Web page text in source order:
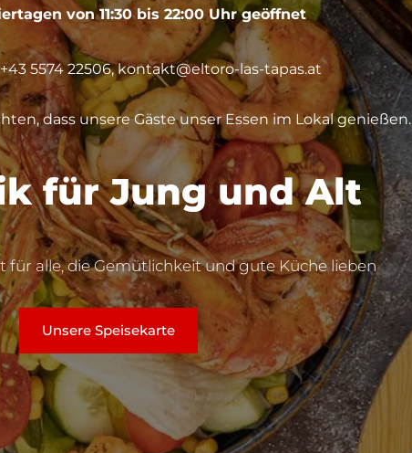
von 11:30 bis 22:00 Uhr geöffnet
+43 5574 22506,kontakt@eltoro-las-tapas.at
dass unsere Gäste unser Essen im Lokal genießen.
für Jung und Alt
für alle, die Gemütlichkeit und gute Küche lieben
Unsere Speisekarte